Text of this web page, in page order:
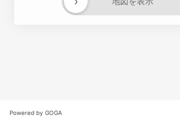
Powered by GOGA